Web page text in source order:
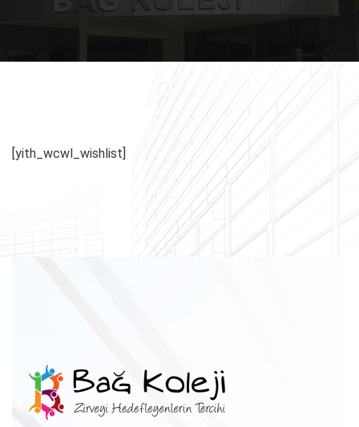
[yith_wcwl_wishlist]